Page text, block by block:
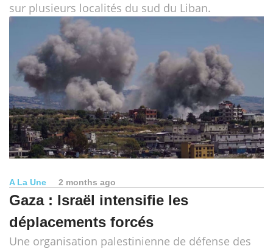
sur plusieurs localités du sud du Liban.
A La Une 2 months ago
Gaza : Israël intensifie les
déplacements forcés
Une organisation palestinienne de défense des